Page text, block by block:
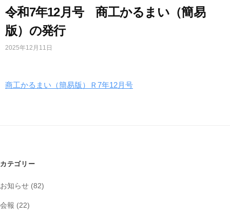
プ
商
工
会
令和7年12月号 商工かるまい（簡易
版）の発行
2025年12月11日
商工かるまい（簡易版）Ｒ7年12月号
カテゴリー
お知らせ (82)
会報 (22)